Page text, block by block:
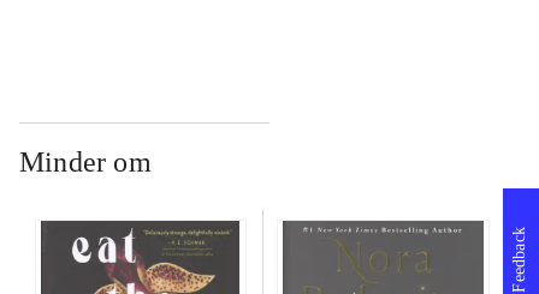
Minder om
Feedback